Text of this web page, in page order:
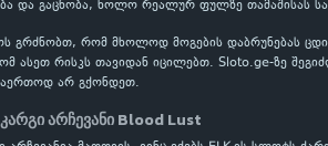
და გაცნობა, ხოლო რეალურ ფულზე თამაშისას
გრძნობთ, რომ მხოლოდ მოგების დაბრუნებას
ასეთ რისკს თავიდან იცილებთ. Sloto.ge-ზე
არ გქონდეთ.
არჩევანი Blood Lust